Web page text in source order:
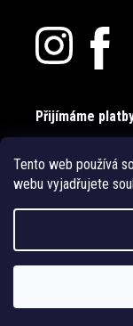
Tento web používá
webu vyjadřujete
Přijímáme